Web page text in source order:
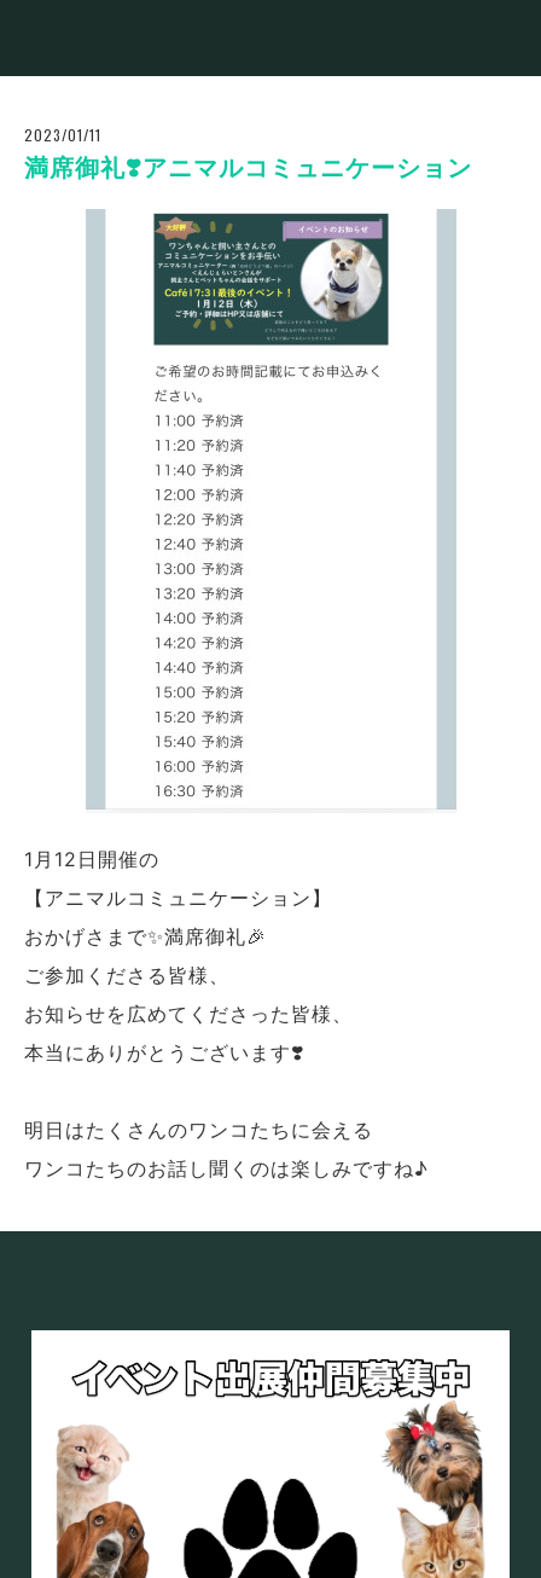
2023/01/11
満席御礼❣️アニマルコミュニケーション
1月12日開催の
【アニマルコミュニケーション】
おかげさまで✨満席御礼🎉
ご参加くださる皆様、
お知らせを広めてくださった皆様、
本当にありがとうございます❣️
明日はたくさんのワンコたちに会える
ワンコたちのお話し聞くのは楽しみですね♪